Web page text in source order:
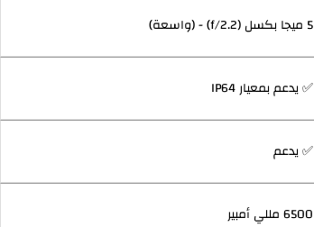
5 ميجا بكسل (f/2.2) - (واسعة)
✅ يدعم بمعيار IP64
✅ يدعم
6500 مللي أمبير